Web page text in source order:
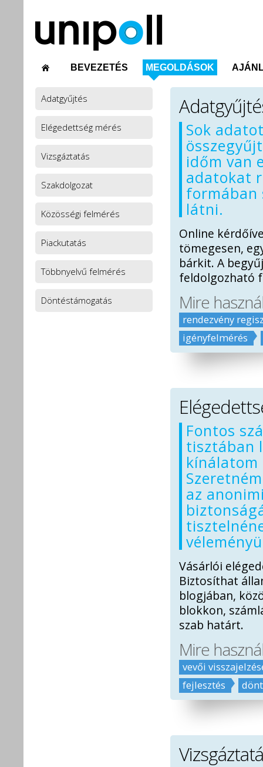
BEVEZETÉS MEGOLDÁSOK
Adatgyűjtés
Elégedettség mérés
Vizsgáztatás
Szakdolgozat
Közösségi felmérés
Piackutatás
Többnyelvű felmérés
Döntéstámogatás
Sok
időm van
adatokat
formában
látni.
Online
tömegesen,
bárkit. A
feldolgozható
Mire
rendezvény
igényfelmérés
Fontos
tisztában
kínálatom
az
Vásárlói
Biztosíthat
blogjában,
blokkon,
szab határt.
Mire
vevői
fejlesztés